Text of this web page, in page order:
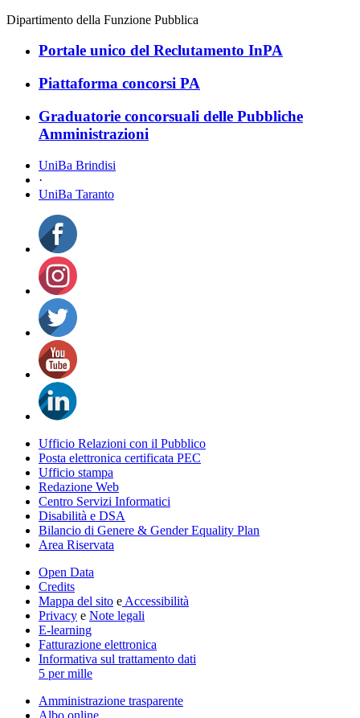
Dipartimento della Funzione Pubblica
Portale unico del Reclutamento InPA
Piattaforma concorsi PA
Graduatorie concorsuali delle Pubbliche
Amministrazioni
UniBa Brindisi
·
UniBa Taranto
Ufficio Relazioni con il Pubblico
Posta elettronica certificata PEC
Ufficio stampa
Redazione Web
Centro Servizi Informatici
Disabilità e DSA
Bilancio di Genere & Gender Equality Plan
Area Riservata
Open Data
Credits
Mappa del sito e Accessibilità
Privacy e Note legali
E-learning
Fatturazione elettronica
Informativa sul trattamento dati
5 per mille
Amministrazione trasparente
Albo online